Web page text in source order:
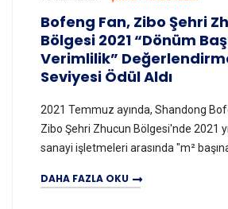
Bofeng Fan, Zibo Şehri
Bölgesi 2021 “Dönüm
Verimlilik”
Seviyesi Ödül Aldı
2021 Temmuz ayında, Shandong
Zibo Şehri Zhucun Bölgesi'nde 2021
sanayi işletmeleri arasında "m²
DAHA FAZLA OKU